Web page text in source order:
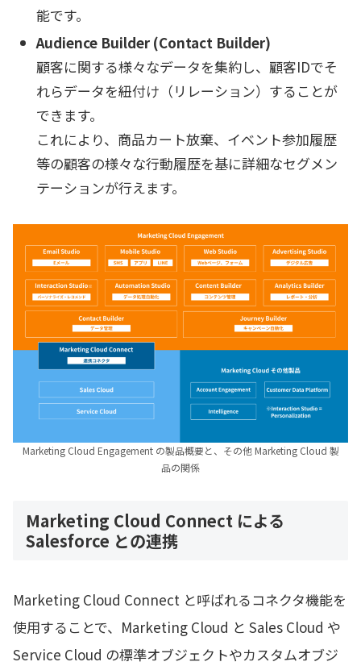
能です。
Audience Builder (Contact Builder)
顧客に関する様々なデータを集約し、顧客IDでそ
れらデータを紐付け（リレーション）することが
できます。
これにより、商品カート放棄、イベント参加履歴
等の顧客の様々な行動履歴を基に詳細なセグメン
テーションが行えます。
Marketing Cloud Engagement の製品概要と、その他 Marketing Cloud 製
品の関係
Marketing Cloud Connect による
Salesforce との連携
Marketing Cloud Connect と呼ばれるコネクタ機能を
使用することで、Marketing Cloud と Sales Cloud や
Service Cloud の標準オブジェクトやカスタムオブジ